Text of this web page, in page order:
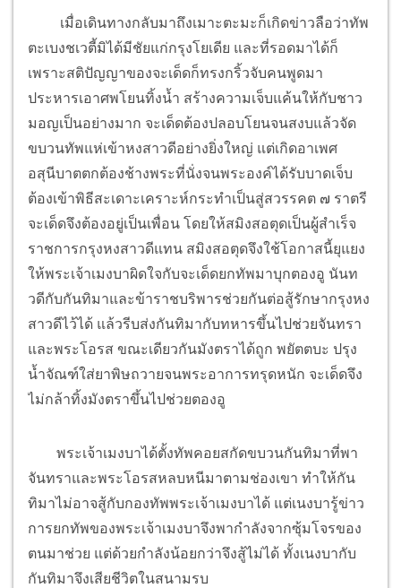
เมื่อเดินทางกลับมาถึงเมาะตะมะก็เกิดข่าวลือว่าทัพ
ตะเบงชเวตี้มิได้มีชัยแก่กรุงโยเดีย และที่รอดมาได้ก็
เพราะสติปัญญาของจะเด็ดก็ทรงกริ้วจับคนพูดมา
ประหารเอาศพโยนทิ้งน้ำ สร้างความเจ็บแค้นให้กับชาว
มอญเป็นอย่างมาก จะเด็ดต้องปลอบโยนจนสงบแล้วจัด
ขบวนทัพแห่เข้าหงสาวดีอย่างยิ่งใหญ่ แต่เกิดอาเพศ
อสุนีบาตตกต้องช้างพระที่นั่งจนพระองค์ได้รับบาดเจ็บ
ต้องเข้าพิธีสะเดาะเคราะห์กระทำเป็นสู่สวรรคต ๗ ราตรี
จะเด็ดจึงต้องอยู่เป็นเพื่อน โดยให้สมิงสอตุดเป็นผู้สำเร็จ
ราชการกรุงหงสาวดีแทน สมิงสอตุดจึงใช้โอกาสนี้ยุแยง
ให้พระเจ้าเมงบาผิดใจกับจะเด็ดยกทัพมาบุกตองอู นันท
วดีกับกันทิมาและข้าราชบริพารช่วยกันต่อสู้รักษากรุงหง
สาวดีไว้ได้ แล้วรีบส่งกันทิมากับทหารขึ้นไปช่วยจันทรา
และพระโอรส ขณะเดียวกันมังตราได้ถูก พยัตตบะ ปรุง
น้ำจัณฑ์ใส่ยาพิษถวายจนพระอาการทรุดหนัก จะเด็ดจึง
ไม่กล้าทิ้งมังตราขึ้นไปช่วยตองอู
พระเจ้าเมงบาได้ตั้งทัพคอยสกัดขบวนกันทิมาที่พา
จันทราและพระโอรสหลบหนีมาตามช่องเขา ทำให้กัน
ทิมาไม่อาจสู้กับกองทัพพระเจ้าเมงบาได้ แต่เนงบารู้ข่าว
การยกทัพของพระเจ้าเมงบาจึงพากำลังจากซุ้มโจรของ
ตนมาช่วย แต่ด้วยกำลังน้อยกว่าจึงสู้ไม่ได้ ทั้งเนงบากับ
กันทิมาจึงเสียชีวิตในสนามรบ